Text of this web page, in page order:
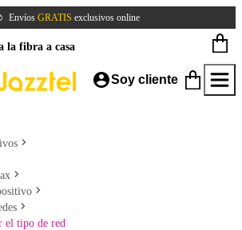
Envíos GRATIS exclusivos online
la fibra a casa
Soy cliente
el tipo de red